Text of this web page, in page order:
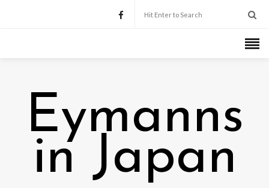
Eymanns
in Japan